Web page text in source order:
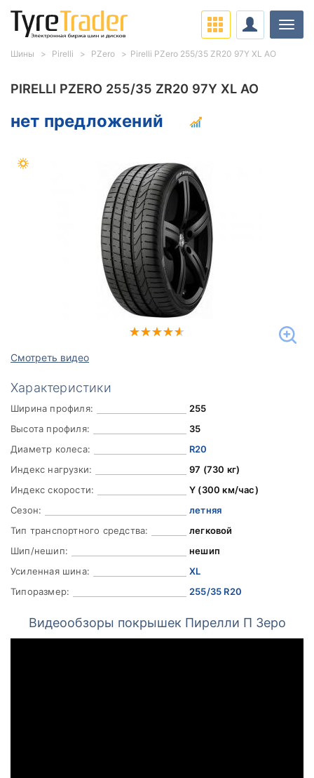
PIRELLI PZERO 255/35 ZR20 97Y XL AO
нет предложений
Смотреть видео
Характеристики
Ширина профиля:
255
Высота профиля:
35
Диаметр колеса:
R20
Индекс нагрузки:
97 (730 кг)
Индекс скорости:
Y (300 км/час)
Сезон:
летняя
Тип транспортного средства:
легковой
Шип/нешип:
нешип
Усиленная шина:
XL
Типоразмер:
255/35 R20
Видеообзоры покрышек Пирелли П Зеро
Шины Pirelli PZero Pirelli PZero 255/35 ZR20 97Y XL AO